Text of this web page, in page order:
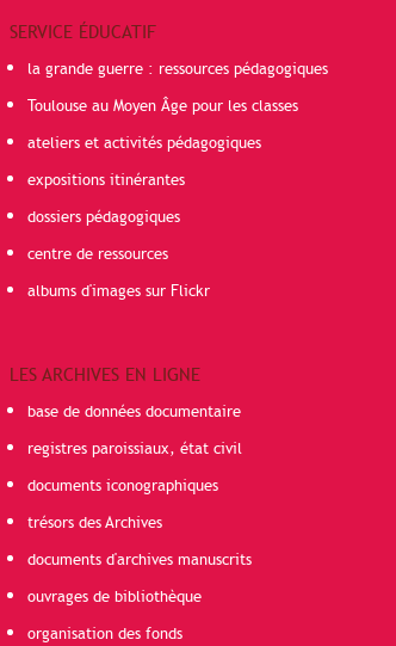
SERVICE ÉDUCATIF
la grande guerre : ressources pédagogiques
Toulouse au Moyen Âge pour les classes
ateliers et activités pédagogiques
expositions itinérantes
dossiers pédagogiques
centre de ressources
albums d'images sur Flickr
LES ARCHIVES EN LIGNE
base de données documentaire
registres paroissiaux, état civil
documents iconographiques
trésors des Archives
documents d'archives manuscrits
ouvrages de bibliothèque
organisation des fonds